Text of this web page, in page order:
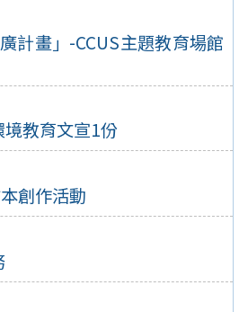
計畫」-CCUS主題教育場館
教育文宣1份
創作活動